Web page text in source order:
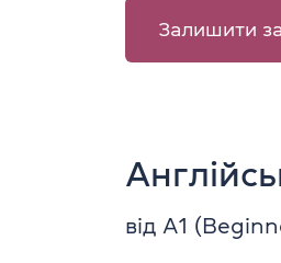
Залишити
від А1